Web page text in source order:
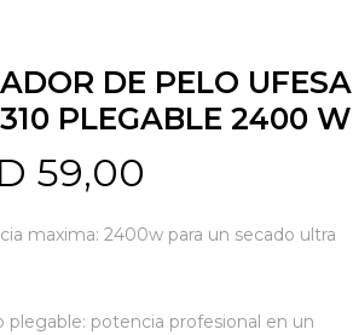
DE PELO UFESA
PLEGABLE 2400 W
59,00
maxima: 2400w para un secado ultra
plegable: potencia profesional en un